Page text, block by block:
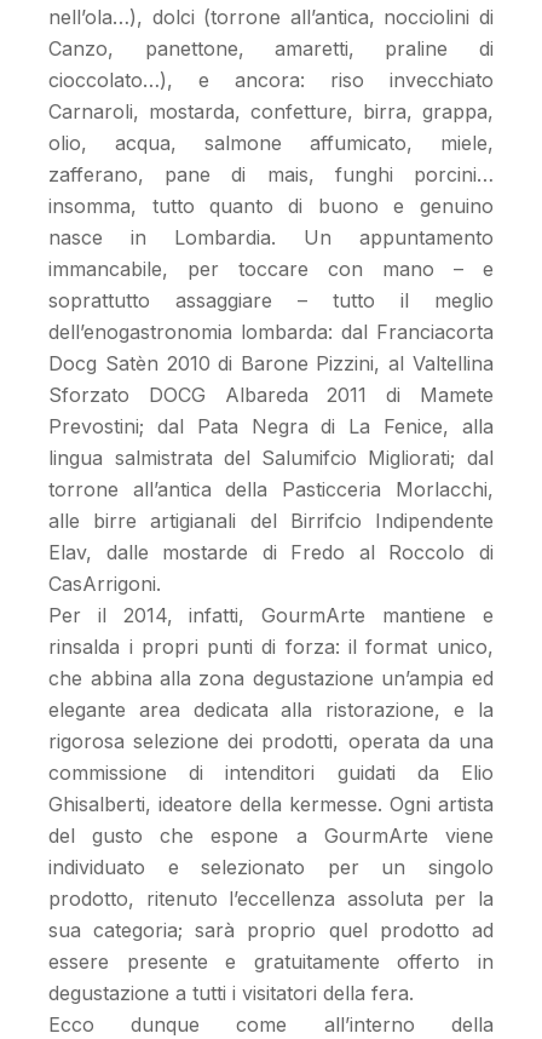
nell’ola…), dolci (torrone all’antica, nocciolini di
Canzo, panettone, amaretti, praline di
cioccolato…), e ancora: riso invecchiato
Carnaroli, mostarda, confetture, birra, grappa,
olio, acqua, salmone affumicato, miele,
zafferano, pane di mais, funghi porcini…
insomma, tutto quanto di buono e genuino
nasce in Lombardia. Un appuntamento
immancabile, per toccare con mano – e
soprattutto assaggiare – tutto il meglio
dell’enogastronomia lombarda: dal Franciacorta
Docg Satèn 2010 di Barone Pizzini, al Valtellina
Sforzato DOCG Albareda 2011 di Mamete
Prevostini; dal Pata Negra di La Fenice, alla
lingua salmistrata del Salumifcio Migliorati; dal
torrone all’antica della Pasticceria Morlacchi,
alle birre artigianali del Birrifcio Indipendente
Elav, dalle mostarde di Fredo al Roccolo di
CasArrigoni.
Per il 2014, infatti, GourmArte mantiene e
rinsalda i propri punti di forza: il format unico,
che abbina alla zona degustazione un’ampia ed
elegante area dedicata alla ristorazione, e la
rigorosa selezione dei prodotti, operata da una
commissione di intenditori guidati da Elio
Ghisalberti, ideatore della kermesse. Ogni artista
del gusto che espone a GourmArte viene
individuato e selezionato per un singolo
prodotto, ritenuto l’eccellenza assoluta per la
sua categoria; sarà proprio quel prodotto ad
essere presente e gratuitamente offerto in
degustazione a tutti i visitatori della fera.
Ecco dunque come all’interno della